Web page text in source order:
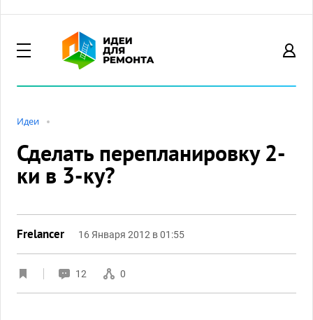
Идеи
Сделать перепланировку 2-
ки в 3-ку?
Frelancer 16 Января 2012 в 01:55
12 0